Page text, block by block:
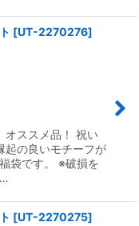
[UT-2270276]
ススメ品！ 祝い
の良いモチーフが
袋です。 ※破損を
[UT-2270275]